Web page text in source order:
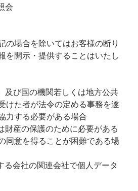
会
の場合を除いてはお客様の断り
を開示・提供することはいたし
及び国の機関若しくは地方公共
けた者が法令の定める事務を遂
力する必要がある場合
財産の保護のために必要がある
同意を得ることが困難である場
る会社の関連会社で個人データ